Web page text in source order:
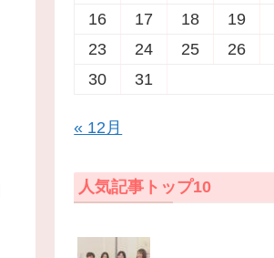
16
17 18 19
23
24 25 26
30
31
« 12月
人気記事トップ10